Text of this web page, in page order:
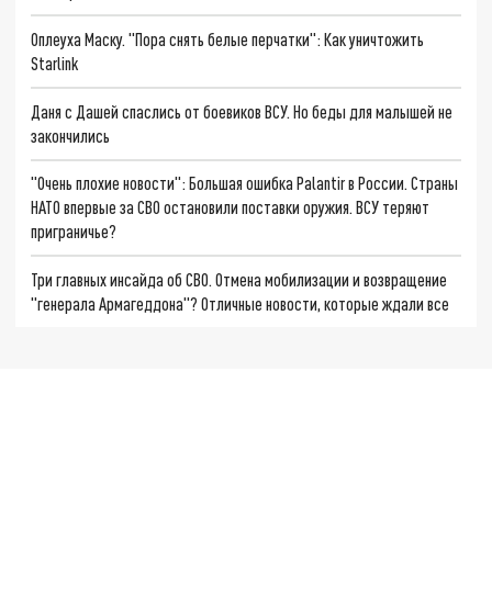
Оплеуха Маску. "Пора снять белые перчатки": Как уничтожить
Starlink
Даня с Дашей спаслись от боевиков ВСУ. Но беды для малышей не
закончились
"Очень плохие новости": Большая ошибка Palantir в России. Страны
НАТО впервые за СВО остановили поставки оружия. ВСУ теряют
приграничье?
Три главных инсайда об СВО. Отмена мобилизации и возвращение
"генерала Армагеддона"? Отличные новости, которые ждали все